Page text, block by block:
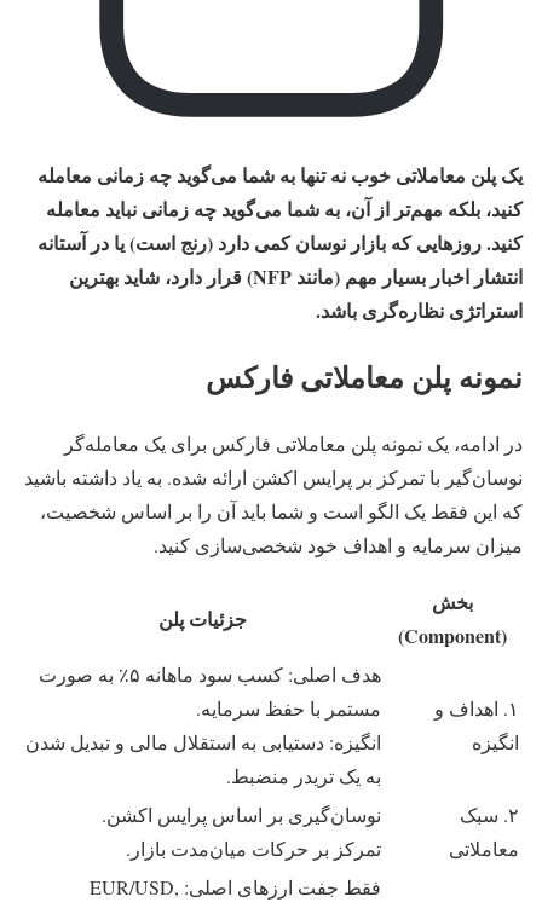
یک پلن معاملاتی خوب نه تنها به شما می‌گوید چه زمانی معامله
کنید، بلکه مهم‌تر از آن، به شما می‌گوید چه زمانی نباید معامله
کنید. روزهایی که بازار نوسان کمی دارد (رنج است) یا در آستانه
انتشار اخبار بسیار مهم (مانند NFP) قرار دارد، شاید بهترین
استراتژی نظاره‌گری باشد.
نمونه پلن معاملاتی فارکس
در ادامه، یک نمونه پلن معاملاتی فارکس برای یک معامله‌گر
نوسان‌گیر با تمرکز بر پرایس اکشن ارائه شده. به یاد داشته باشید
که این فقط یک الگو است و شما باید آن را بر اساس شخصیت،
میزان سرمایه و اهداف خود شخصی‌سازی کنید.
بخش
(Component)
جزئیات پلن
۱. اهداف و
انگیزه
هدف اصلی: کسب سود ماهانه ۵٪ به صورت
مستمر با حفظ سرمایه.
انگیزه: دستیابی به استقلال مالی و تبدیل شدن
به یک تریدر منضبط.
۲. سبک
معاملاتی
نوسان‌گیری بر اساس پرایس اکشن.
تمرکز بر حرکات میان‌مدت بازار.
فقط جفت ارزهای اصلی: EUR/USD,